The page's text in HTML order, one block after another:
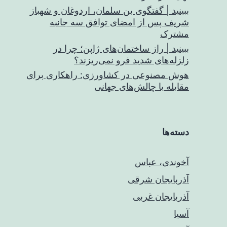
ببینید | گفتگوی بن سلمان، اردوغان و شهباز
شریف پس از امضای توافق سه جانبه
مشترک
ببینید | راز ساختمان‌های ژاپن؛ چرا در
زلزله‌های شدید فرو نمی‌ریزند؟
هوش مصنوعی در کشاورزی: راهکاری برای
مقابله با چالش‌های جهانی
دسته‌ها
آخوندی، عباس
آذربایجان شرقی
آذربایجان غربی
آسیا